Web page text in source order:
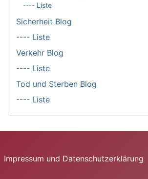
---- Liste
Sicherheit Blog
---- Liste
Verkehr Blog
---- Liste
Tod und Sterben Blog
---- Liste
Impressum und Datenschutzerklärung